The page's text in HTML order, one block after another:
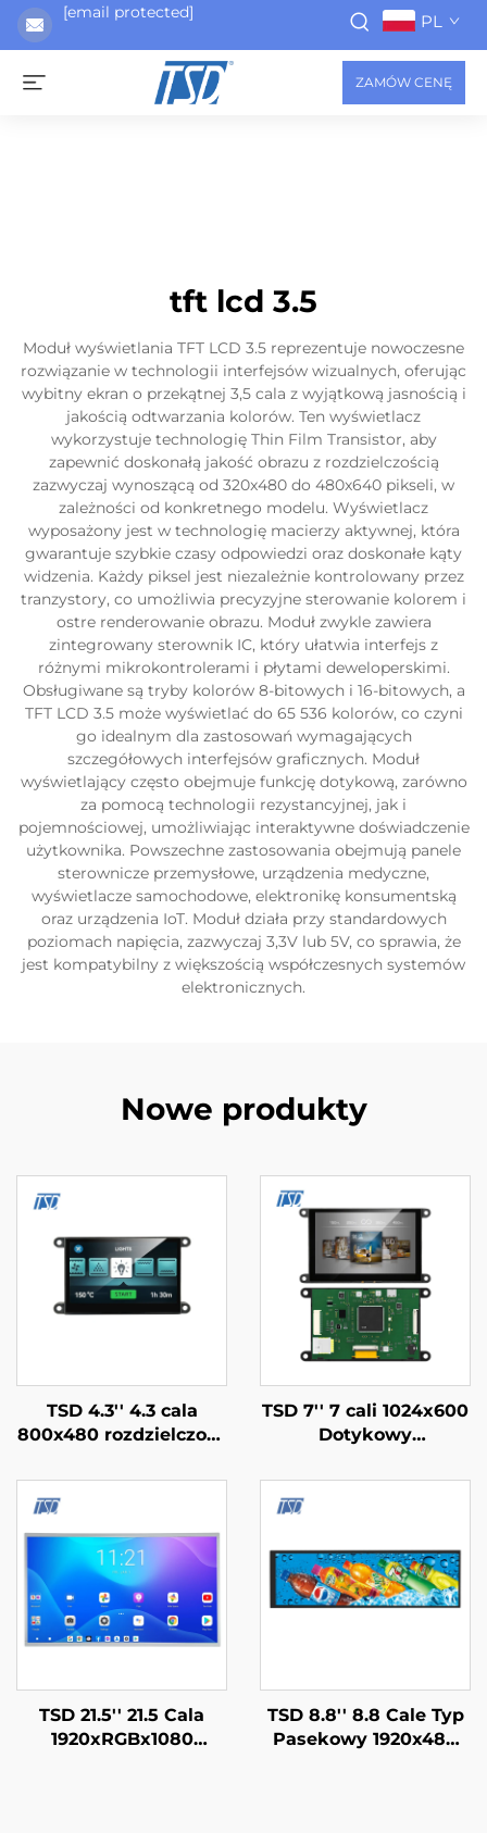
[email protected] PL
ZAMÓW CENĘ
tft lcd 3.5
Moduł wyświetlania TFT LCD 3.5 reprezentuje nowoczesne
rozwiązanie w technologii interfejsów wizualnych, oferując
wybitny ekran o przekątnej 3,5 cala z wyjątkową jasnością i
jakością odtwarzania kolorów. Ten wyświetlacz
wykorzystuje technologię Thin Film Transistor, aby
zapewnić doskonałą jakość obrazu z rozdzielczością
zazwyczaj wynoszącą od 320x480 do 480x640 pikseli, w
zależności od konkretnego modelu. Wyświetlacz
wyposażony jest w technologię macierzy aktywnej, która
gwarantuje szybkie czasy odpowiedzi oraz doskonałe kąty
widzenia. Każdy piksel jest niezależnie kontrolowany przez
tranzystory, co umożliwia precyzyjne sterowanie kolorem i
ostre renderowanie obrazu. Moduł zwykle zawiera
zintegrowany sterownik IC, który ułatwia interfejs z
różnymi mikrokontrolerami i płytami deweloperskimi.
Obsługiwane są tryby kolorów 8-bitowych i 16-bitowych, a
TFT LCD 3.5 może wyświetlać do 65 536 kolorów, co czyni
go idealnym dla zastosowań wymagających
szczegółowych interfejsów graficznych. Moduł
wyświetlający często obejmuje funkcję dotykową, zarówno
za pomocą technologii rezystancyjnej, jak i
pojemnościowej, umożliwiając interaktywne doświadczenie
użytkownika. Powszechne zastosowania obejmują panele
sterownicze przemysłowe, urządzenia medyczne,
wyświetlacze samochodowe, elektronikę konsumentską
oraz urządzenia IoT. Moduł działa przy standardowych
poziomach napięcia, zazwyczaj 3,3V lub 5V, co sprawia, że
jest kompatybilny z większością współczesnych systemów
elektronicznych.
Nowe produkty
TSD 4.3'' 4.3 cala
800x480 rozdzielczość
Portu Seryjnego UART
Moduł Inteligentny
TSD 7'' 7 cali 1024x600
Dotykowy
Gen4-STM32 Interfejs
Portu Seryjnego UART
Wyświetlaczowy
Smart LCD
TSD 21.5'' 21.5 Cala
1920xRGBx1080
TSD 8.8'' 8.8 Cale Typ
Pasekowy 1920x480